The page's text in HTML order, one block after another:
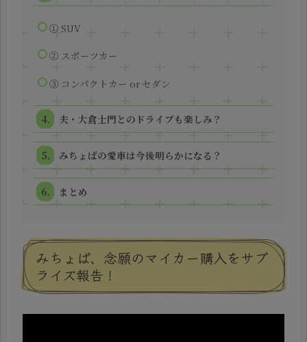
① SUV
② スポーツカー
③ コンパクトカー or セダン
夫・大倉士門とのドライブも楽しみ？
みちょぱの愛車は今後明らかになる？
まとめ
みちょぱ、念願のマイカー購入をサプ
ライズ報告！